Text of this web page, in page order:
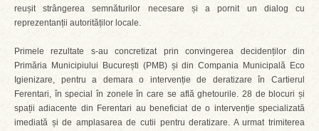
reușit strângerea semnăturilor necesare și a pornit un dialog cu
reprezentanții autorităților locale.
Primele rezultate s-au concretizat prin convingerea decidenților din
Primăria Municipiului București (PMB) și din Compania Municipală Eco
Igienizare, pentru a demara o intervenție de deratizare în Cartierul
Ferentari, în special în zonele în care se află ghetourile. 28 de blocuri și
spații adiacente din Ferentari au beneficiat de o intervenție specializată
imediată și de amplasarea de cutii pentru deratizare. A urmat trimiterea